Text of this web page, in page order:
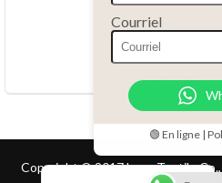
Des
24 heures sur
Copyright © 2017 Lean Textile
Courriel
🟢 En ligne |
English
Português do Brasil